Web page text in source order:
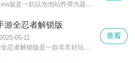
游全忍者解锁版
05-11
火影忍者手游全忍者解锁版是一款非常好玩的经典动漫改编的手游，游戏能更好的传承了经典的玩法，游戏带给你最为精良的百分百还原制作特色
查看